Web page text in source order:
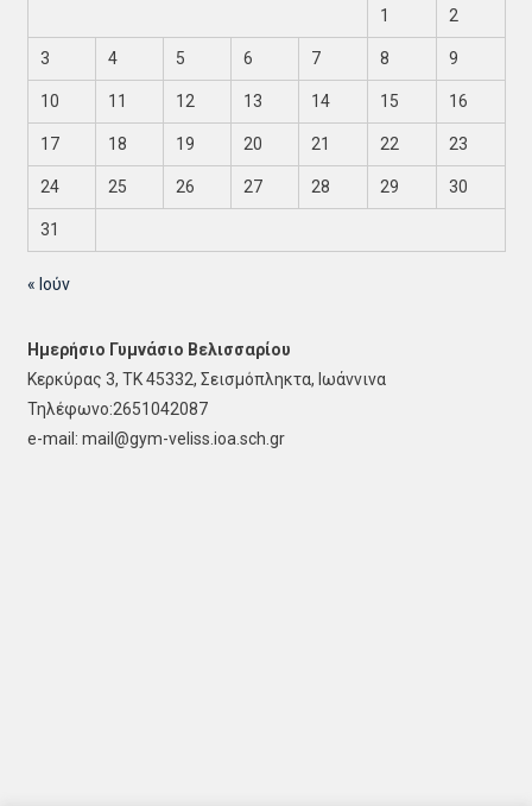
1 2
3 4 5 6 7 8 9
10 11 12 13 14 15 16
17 18 19 20 21 22 23
24 25 26 27 28 29 30
31
« Ιούν
Ημερήσιο Γυμνάσιο Βελισσαρίου
Κερκύρας 3, ΤΚ 45332, Σεισμόπληκτα, Ιωάννινα
Τηλέφωνο:2651042087
e-mail: mail@gym-veliss.ioa.sch.gr